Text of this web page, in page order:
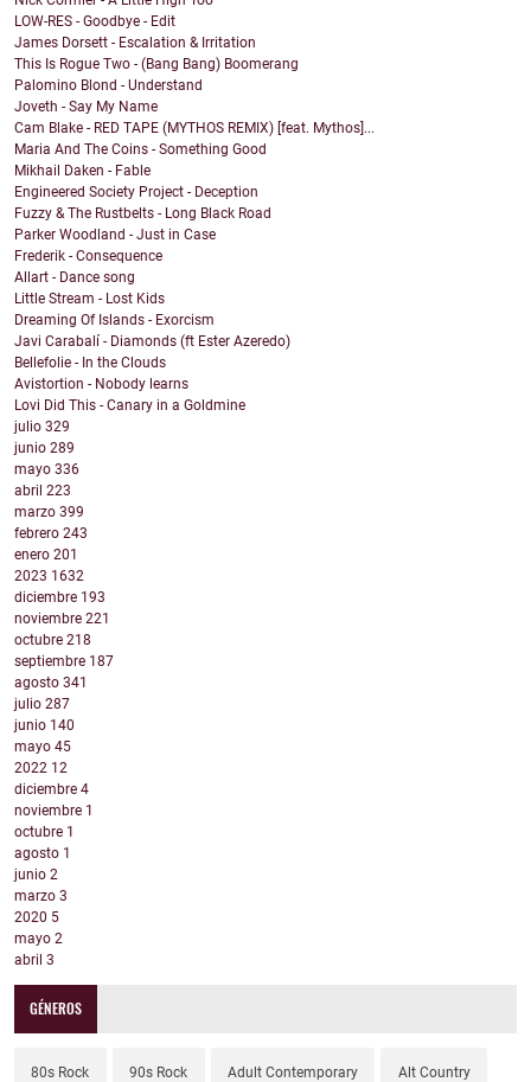
LOW-RES - Goodbye - Edit
James Dorsett - Escalation & Irritation
This Is Rogue Two - (Bang Bang) Boomerang
Palomino Blond - Understand
Joveth - Say My Name
Cam Blake - RED TAPE (MYTHOS REMIX) [feat. Mythos]...
Maria And The Coins - Something Good
Mikhail Daken - Fable
Engineered Society Project - Deception
Fuzzy & The Rustbelts - Long Black Road
Parker Woodland - Just in Case
Frederik - Consequence
Allart - Dance song
Little Stream - Lost Kids
Dreaming Of Islands - Exorcism
Javi Carabalí - Diamonds (ft Ester Azeredo)
Bellefolie - In the Clouds
Avistortion - Nobody learns
Lovi Did This - Canary in a Goldmine
julio 329
junio 289
mayo 336
abril 223
marzo 399
febrero 243
enero 201
2023 1632
diciembre 193
noviembre 221
octubre 218
septiembre 187
agosto 341
julio 287
junio 140
mayo 45
2022 12
diciembre 4
noviembre 1
octubre 1
agosto 1
junio 2
marzo 3
2020 5
mayo 2
abril 3
GÉNEROS
80s Rock 90s Rock Adult Contemporary Alt Country